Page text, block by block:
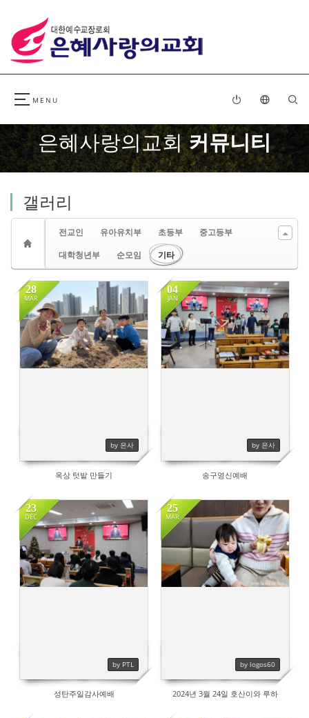
은혜사랑의교회커뮤니티
갤러리
전교인 유아유치부 초등부
중고등부
대학청년부
순모임 기타
28
MAR
by 은사
180
옥상 텃밭 만들기
04
JAN
by 은사
393
송구영신예배
23
DEC
by PTL
486
성탄주일감사예배
25
MAR
by logos60
1719
2024년 3월 24일 호산이와 루하